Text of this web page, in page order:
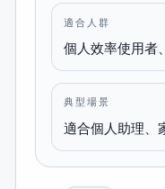
適合人群
個人效率使用者
典型場景
適合個人助理、